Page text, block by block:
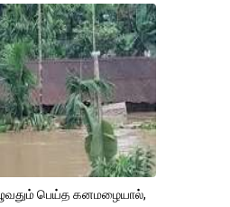
பெய்த கனமழையால்,